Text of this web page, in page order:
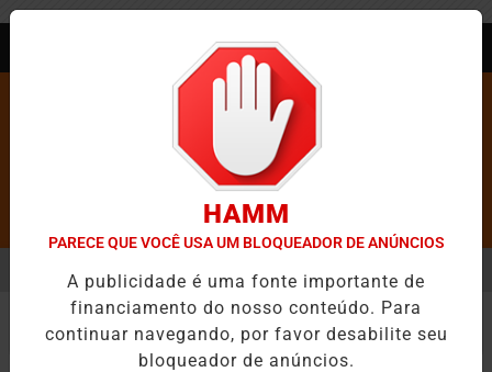
Pesquisar Notícia
DE FIGURAR ENTRE AS CINCO CIDADES MAIS VIOLENTAS DO
EM ALTA
MENU
FECHAR
Reflexões
HAMM
PARECE QUE VOCÊ USA UM BLOQUEADOR DE ANÚNCIOS
A publicidade é uma fonte importante de
financiamento do nosso conteúdo. Para
continuar navegando, por favor desabilite seu
bloqueador de anúncios.